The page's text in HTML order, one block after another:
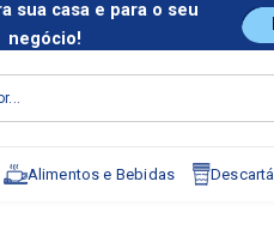
sua casa e para o seu
negócio!
Alimentos e Bebidas